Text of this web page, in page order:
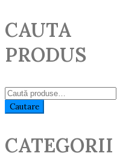
CAUTA
PRODUS
Caută:
Cautare
CATEGORII